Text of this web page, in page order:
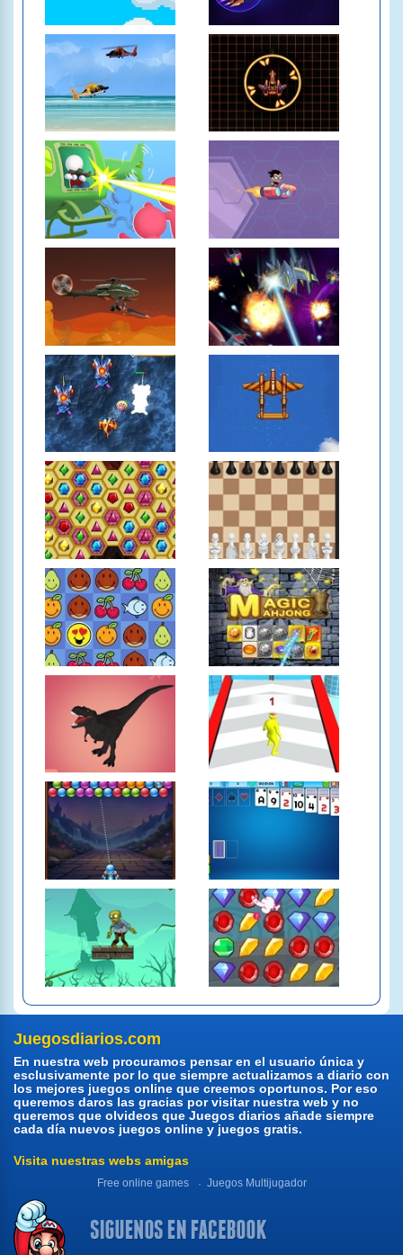
Juegosdiarios.com
En nuestra web procuramos pensar en el usuario única y
esclusivamente por lo que siempre actualizamos a diario con
los mejores juegos online que creemos oportunos. Por eso
queremos daros las gracias por visitar nuestra web y no
queremos que olvideos que Juegos diarios añade siempre
cada día nuevos juegos online y juegos gratis.
Visita nuestras webs amigas
Free online games Juegos Multijugador